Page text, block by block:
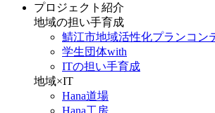
プロジェクト紹介
地域の担い手育成
鯖江市地域活性化プランコン
学生団体with
ITの担い手育成
地域×IT
Hana道場
Hana工房